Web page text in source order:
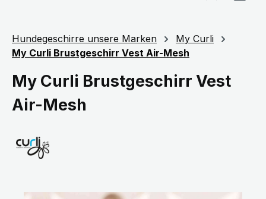
Hundegeschirre unsere Marken
My Curli
My Curli Brustgeschirr Vest Air-Mesh
My Curli Brustgeschirr Vest
Air-Mesh